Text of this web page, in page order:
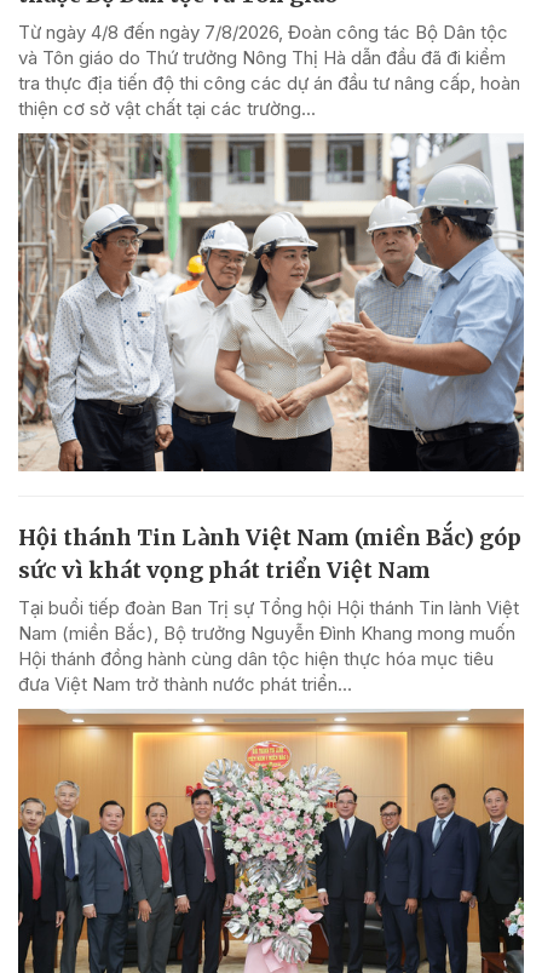
Từ ngày 4/8 đến ngày 7/8/2026, Đoàn công tác Bộ Dân tộc
và Tôn giáo do Thứ trưởng Nông Thị Hà dẫn đầu đã đi kiểm
tra thực địa tiến độ thi công các dự án đầu tư nâng cấp, hoàn
thiện cơ sở vật chất tại các trường...
Hội thánh Tin Lành Việt Nam (miền Bắc) góp
sức vì khát vọng phát triển Việt Nam
Tại buổi tiếp đoàn Ban Trị sự Tổng hội Hội thánh Tin lành Việt
Nam (miền Bắc), Bộ trưởng Nguyễn Đình Khang mong muốn
Hội thánh đồng hành cùng dân tộc hiện thực hóa mục tiêu
đưa Việt Nam trở thành nước phát triển...